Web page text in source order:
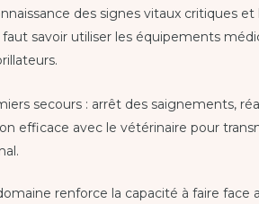
des signes vitaux critiques
savoir utiliser les équipements
secours : arrêt des saignements,
efficace avec le vétérinaire pour
renforce la capacité à faire face